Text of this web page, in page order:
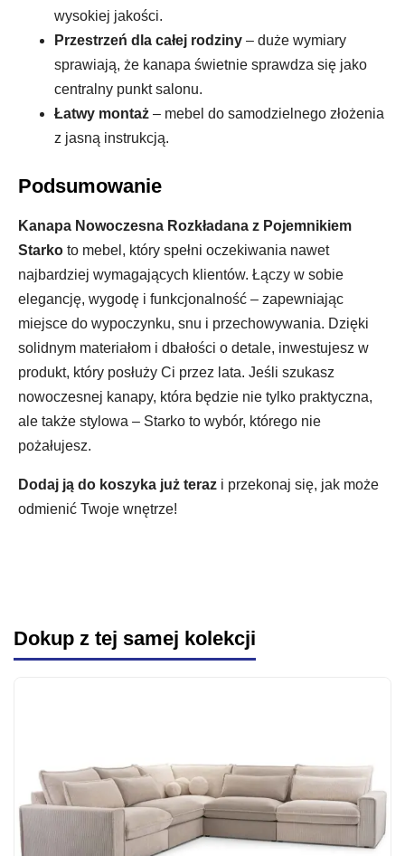
wysokiej jakości.
Przestrzeń dla całej rodziny – duże wymiary
sprawiają, że kanapa świetnie sprawdza się jako
centralny punkt salonu.
Łatwy montaż – mebel do samodzielnego złożenia
z jasną instrukcją.
Podsumowanie
Kanapa Nowoczesna Rozkładana z Pojemnikiem
Starko to mebel, który spełni oczekiwania nawet
najbardziej wymagających klientów. Łączy w sobie
elegancję, wygodę i funkcjonalność – zapewniając
miejsce do wypoczynku, snu i przechowywania. Dzięki
solidnym materiałom i dbałości o detale, inwestujesz w
produkt, który posłuży Ci przez lata. Jeśli szukasz
nowoczesnej kanapy, która będzie nie tylko praktyczna,
ale także stylowa – Starko to wybór, którego nie
pożałujesz.
Dodaj ją do koszyka już teraz i przekonaj się, jak może
odmienić Twoje wnętrze!
Dokup z tej samej kolekcji